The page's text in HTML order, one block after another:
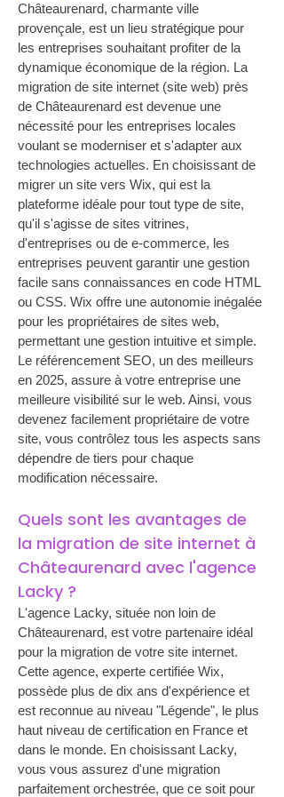
Châteaurenard, charmante ville
provençale, est un lieu stratégique pour
les entreprises souhaitant profiter de la
dynamique économique de la région. La
migration de site internet (site web) près
de Châteaurenard est devenue une
nécessité pour les entreprises locales
voulant se moderniser et s'adapter aux
technologies actuelles. En choisissant de
migrer un site vers Wix, qui est la
plateforme idéale pour tout type de site,
qu'il s'agisse de sites vitrines,
d'entreprises ou de e-commerce, les
entreprises peuvent garantir une gestion
facile sans connaissances en code HTML
ou CSS. Wix offre une autonomie inégalée
pour les propriétaires de sites web,
permettant une gestion intuitive et simple.
Le référencement SEO, un des meilleurs
en 2025, assure à votre entreprise une
meilleure visibilité sur le web. Ainsi, vous
devenez facilement propriétaire de votre
site, vous contrôlez tous les aspects sans
dépendre de tiers pour chaque
modification nécessaire.
Quels sont les avantages de
la migration de site internet à
Châteaurenard avec l'agence
Lacky ?
L'agence Lacky, située non loin de
Châteaurenard, est votre partenaire idéal
pour la migration de votre site internet.
Cette agence, experte certifiée Wix,
possède plus de dix ans d'expérience et
est reconnue au niveau "Légende", le plus
haut niveau de certification en France et
dans le monde. En choisissant Lacky,
vous vous assurez d'une migration
parfaitement orchestrée, que ce soit pour